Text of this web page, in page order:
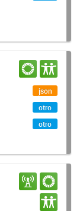
json
otro
otro